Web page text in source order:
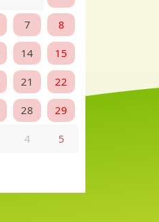
7 8
14 15
21 22
28 29
4 5